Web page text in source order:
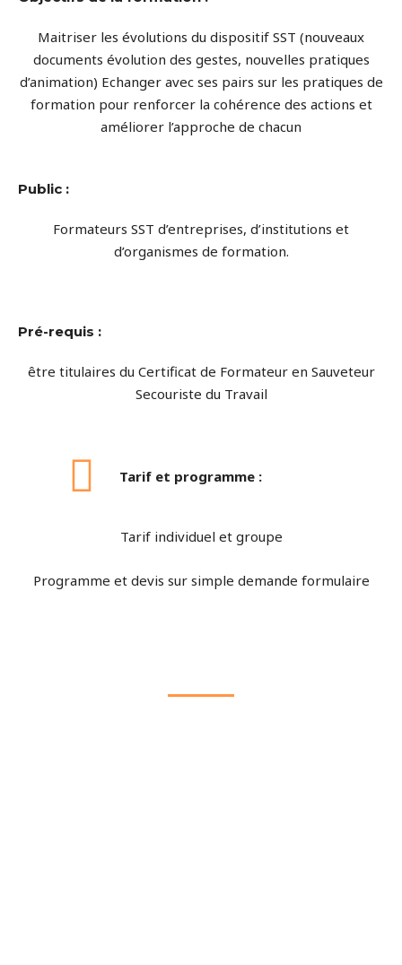
Maitriser les évolutions du dispositif SST (nouveaux
documents évolution des gestes, nouvelles pratiques
d’animation) Echanger avec ses pairs sur les pratiques de
formation pour renforcer la cohérence des actions et
améliorer l’approche de chacun
Public :
Formateurs SST d’entreprises, d’institutions et
d’organismes de formation.
Pré-requis :
être titulaires du Certificat de Formateur en Sauveteur
Secouriste du Travail
Tarif et programme :
Tarif individuel et groupe
Programme et devis sur simple demande formulaire